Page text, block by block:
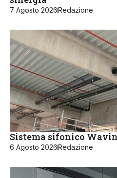
7 Agosto 2026 Redazione
Sistema sifonico
6 Agosto 2026 Redazione